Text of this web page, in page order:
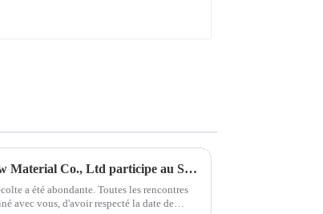
Une fin réussie ! Shandong HTX New Material Co., Ltd participe au Salon international de l'emballage plastique du Nigeria !
a été abondante. Toutes les rencontres
avec vous, d'avoir respecté la date de